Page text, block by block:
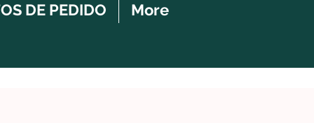
DE PEDIDO More